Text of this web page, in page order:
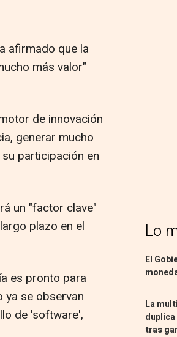
afirmado que la
más valor"
de innovación
generar mucho
participación en
un "factor clave"
plazo en el
es pronto para
ya se observan
de 'software',
Lo
El
La
tras